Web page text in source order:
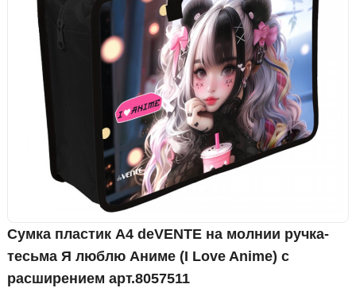
Сумка пластик А4 deVENTE на молнии ручка-
тесьма Я люблю Аниме (I Love Anime) с
расширением арт.8057511